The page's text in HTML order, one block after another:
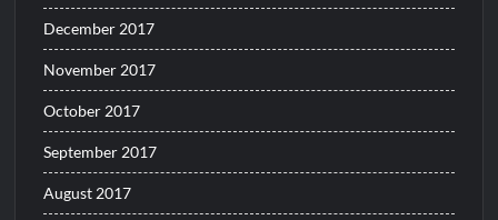
December 2017
November 2017
October 2017
September 2017
August 2017